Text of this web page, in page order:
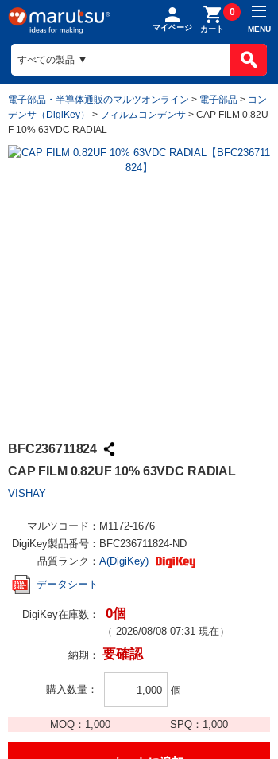
マイページ カート
0
MENU
電子部品・半導体通販のマルツオンライン > 電子部品 > コン
デンサ（DigiKey）
> フィルムコンデンサ > CAP FILM 0.82U
F 10% 63VDC RADIAL
BFC236711824
CAP FILM 0.82UF 10% 63VDC RADIAL
VISHAY
マルツコード： M1172-1676
DigiKey製品番号： BFC236711824-ND
品質ランク： A(DigiKey)
データシート
DigiKey在庫数： 0個
（ 2026/08/08 07:31 現在）
納期： 要確認
購入数量 個
MOQ： 1,000 SPQ： 1,000